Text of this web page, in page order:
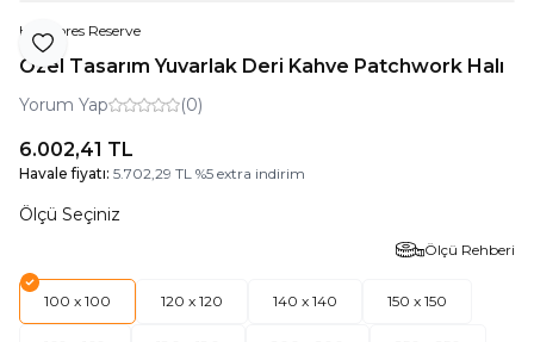
Favoriye Ekle
Halıstores Reserve
Özel Tasarım Yuvarlak Deri Kahve Patchwork Halı
Yorum Yap (0)
6.002,41 TL
Havale fiyatı: 5.702,29 TL %5 extra indirim
Ölçü Seçiniz
Ölçü Rehberi
100 x 100 120 x 120 140 x 140 150 x 150